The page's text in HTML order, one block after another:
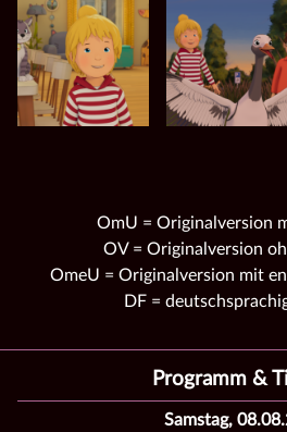
OmU = Originalversion
OV = Originalversion
OmeU = Originalversion mit
DF =
Programm &
Samstag,